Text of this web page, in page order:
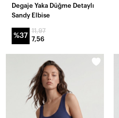
Degaje Yaka Düğme Detaylı
Sandy Elbise
%37
11,97
7,56